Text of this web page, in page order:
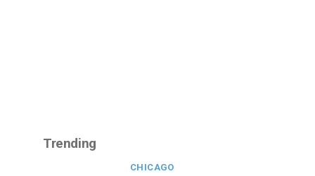
Trending
CHICAGO